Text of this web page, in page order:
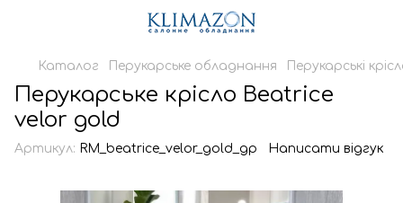
Каталог Перукарське обладнання Перукарські
Перукарське крісло Beatrice
velor gold
Артикул: RM_beatrice_velor_gold_gp Написати відгук